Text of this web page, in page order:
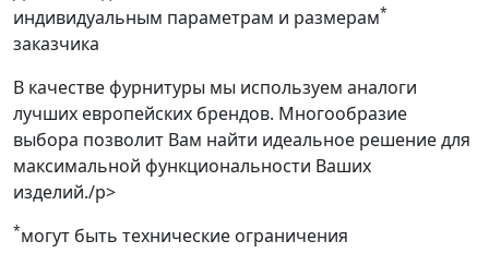
индивидуальным параметрам и размерам*
заказчика
В качестве фурнитуры мы используем аналоги
лучших европейских брендов. Многообразие
выбора позволит Вам найти идеальное решение для
максимальной функциональности Ваших
изделий./p>
*могут быть технические ограничения